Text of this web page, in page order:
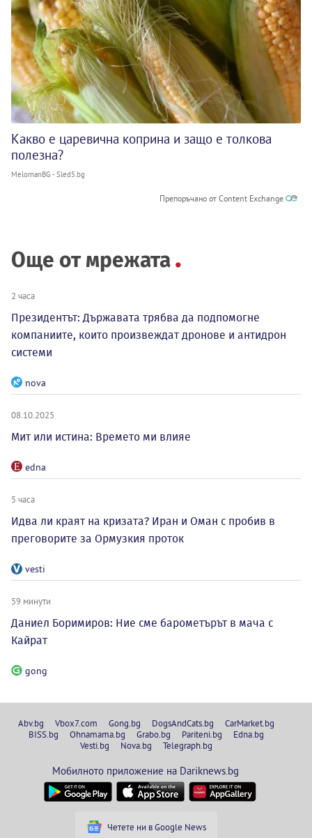
Какво е царевична коприна и защо е толкова
полезна?
MelomanBG - Sled5.bg
Препоръчано от Content Exchange
Още от мрежата
2 часа
Президентът: Държавата трябва да подпомогне
компаниите, които произвеждат дронове и антидрон
системи
nova
08.10.2025
Мит или истина: Времето ми влияе
edna
5 часа
Идва ли краят на кризата? Иран и Оман с пробив в
преговорите за Ормузкия проток
vesti
59 минути
Даниел Боримиров: Ние сме барометърът в мача с
Кайрат
gong
Abv.bg Vbox7.com Gong.bg DogsAndCats.bg
CarMarket.bg
BISS.bg
Ohnamama.bg Grabo.bg Pariteni.bg
Edna.bg
Vesti.bg
Nova.bg Telegraph.bg
Мобилното приложение на Dariknews.bg
Четете ни в Google News